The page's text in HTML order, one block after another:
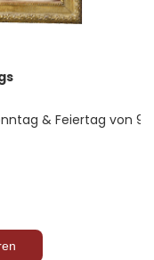
& Feiertag von 9